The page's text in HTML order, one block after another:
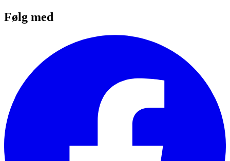
Følg med